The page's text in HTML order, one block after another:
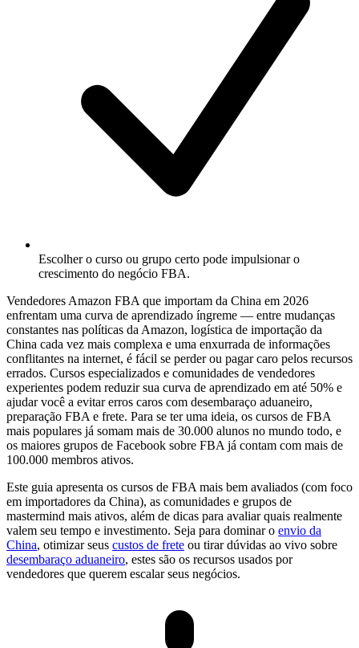
Escolher o curso ou grupo certo pode impulsionar o
crescimento do negócio FBA.
Vendedores Amazon FBA que importam da China em 2026
enfrentam uma curva de aprendizado íngreme — entre mudanças
constantes nas políticas da Amazon, logística de importação da
China cada vez mais complexa e uma enxurrada de informações
conflitantes na internet, é fácil se perder ou pagar caro pelos recursos
errados. Cursos especializados e comunidades de vendedores
experientes podem reduzir sua curva de aprendizado em até 50% e
ajudar você a evitar erros caros com desembaraço aduaneiro,
preparação FBA e frete. Para se ter uma ideia, os cursos de FBA
mais populares já somam mais de 30.000 alunos no mundo todo, e
os maiores grupos de Facebook sobre FBA já contam com mais de
100.000 membros ativos.
Este guia apresenta os cursos de FBA mais bem avaliados (com foco
em importadores da China), as comunidades e grupos de
mastermind mais ativos, além de dicas para avaliar quais realmente
valem seu tempo e investimento. Seja para dominar o envio da
China, otimizar seus custos de frete ou tirar dúvidas ao vivo sobre
desembaraço aduaneiro, estes são os recursos usados por
vendedores que querem escalar seus negócios.